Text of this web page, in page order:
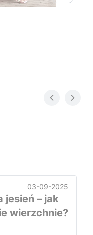
03-09-2025
jesień – jak
wierzchnie?